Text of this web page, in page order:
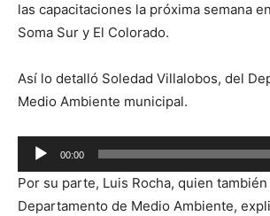
las capacitaciones la próxima semana
Soma Sur y El Colorado.
Así lo detalló Soledad Villalobos, del
Medio Ambiente municipal.
Reproductor
de
audio
00:00
Por su parte, Luis Rocha, quien
Departamento de Medio Ambiente,